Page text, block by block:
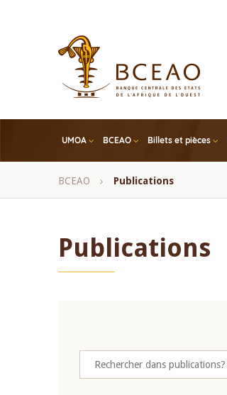
UMOA BCEAO Billets et pièces
Fil
BCEAO Publications
Publications